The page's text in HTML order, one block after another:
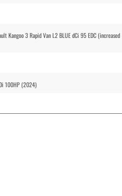
Kangoo 3 Rapid Van L2 BLUE dCi 95 EDC (increased
100HP (2024)